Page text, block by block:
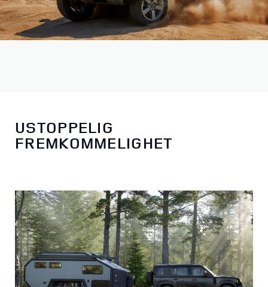
USTOPPELIG
FREMKOMMELIGHET